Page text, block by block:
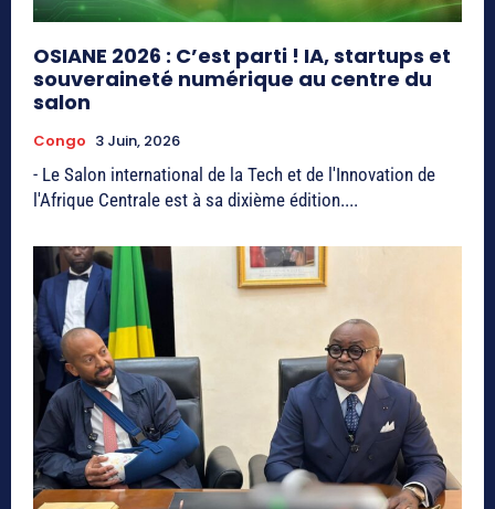
OSIANE 2026 : C’est parti ! IA, startups et
souveraineté numérique au centre du
salon
Congo 3 Juin, 2026
- Le Salon international de la Tech et de l'Innovation de
l'Afrique Centrale est à sa dixième édition....